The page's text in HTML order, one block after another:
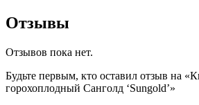
Отзывы
Отзывов пока нет.
Будьте первым, кто оставил отзыв на
горохоплодный Санголд ‘Sungold’»